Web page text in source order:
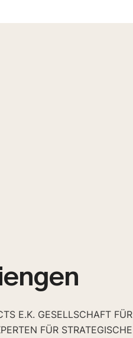
E.K. GESELLSCHAFT FÜR
FÜR STRATEGISCHE